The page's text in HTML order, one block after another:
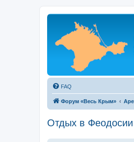
FAQ
Форум «Весь Крым»
Отдых в